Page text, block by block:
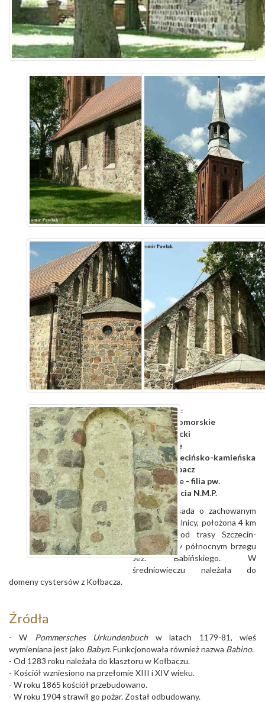
Województwo:
zachodniopomorskie
Powiat:pyrzycki
Gmina: Bielice
Diecezja:szczecińsko-kamieńska
Dekanat:Kołbacz
Parafia:Bielice - filia pw.
Wniebowzięcia N.M.P.
Niewielka osada o zachowanym
układzie owalnicy, położona 4 km
na zachód od trasy Szczecin-
Pyrzyce, przy północnym brzegu
Jez. Babińskiego. W
średniowieczu należała do
domeny cystersów z Kołbacza.
Źródła
- W Pommersches Urkundenbuchw latach 1179-81, wieś
wymieniana jest jako Babyn. Funkcjonowała również nazwa Babino.
- Od 1283 roku należała do klasztoru w Kołbaczu.
- Kościół wzniesiono na przełomie XIII i XIV wieku.
- W roku 1865 kościół przebudowano.
- W roku 1904 strawił go pożar. Został odbudowany.